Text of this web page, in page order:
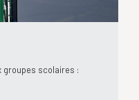
groupes scolaires :